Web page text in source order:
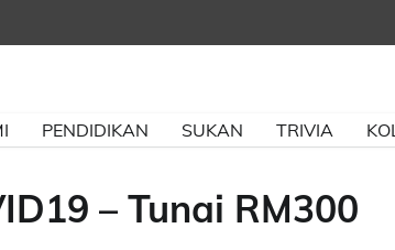
PENDIDIKAN SUKAN TRIVIA
– Tunai RM300